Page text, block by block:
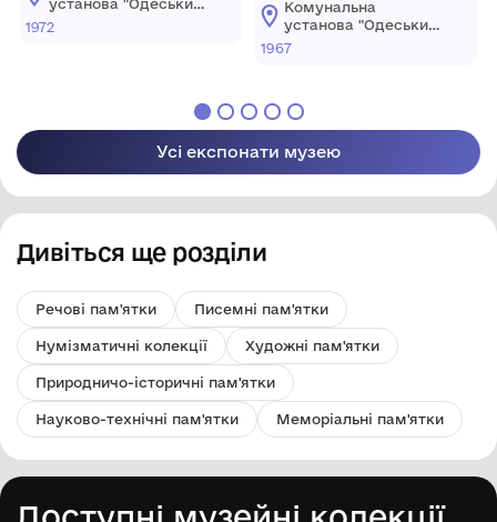
установа "Одеський
національний
1972
Комунальна
установа "Одеський
національний
1967
Усі експонати музею
Дивіться ще розділи
Речові пам'ятки Писемні пам'ятки
Нумізматичні колекції Художні пам'ятки
Природничо-історичні пам'ятки
Науково-технічні пам'ятки Меморіальні пам'ятки